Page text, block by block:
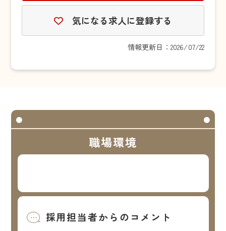
気になる求人に登録する
情報更新日：2026/07/22
職場環境
採用担当者からのコメント